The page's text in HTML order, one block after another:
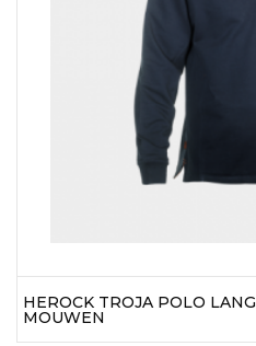
HEROCK TROJA POLO
MOUWEN